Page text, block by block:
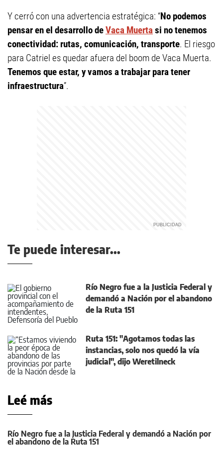
Y cerró con una advertencia estratégica: “No podemos
pensar en el desarrollo deVaca Muertasi no tenemos
conectividad: rutas, comunicación, transporte. El riesgo
para Catriel es quedar afuera del boom de Vaca Muerta.
Tenemos que estar, y vamos a trabajar para tener
infraestructura”.
Te puede interesar...
Río Negro fue a la Justicia Federal y
demandó a Nación por el abandono
de la Ruta 151
Ruta 151: "Agotamos todas las
instancias, solo nos quedó la vía
judicial", dijo Weretilneck
Leé más
Río Negro fue a la Justicia Federal y demandó a Nación por
el abandono de la Ruta 151